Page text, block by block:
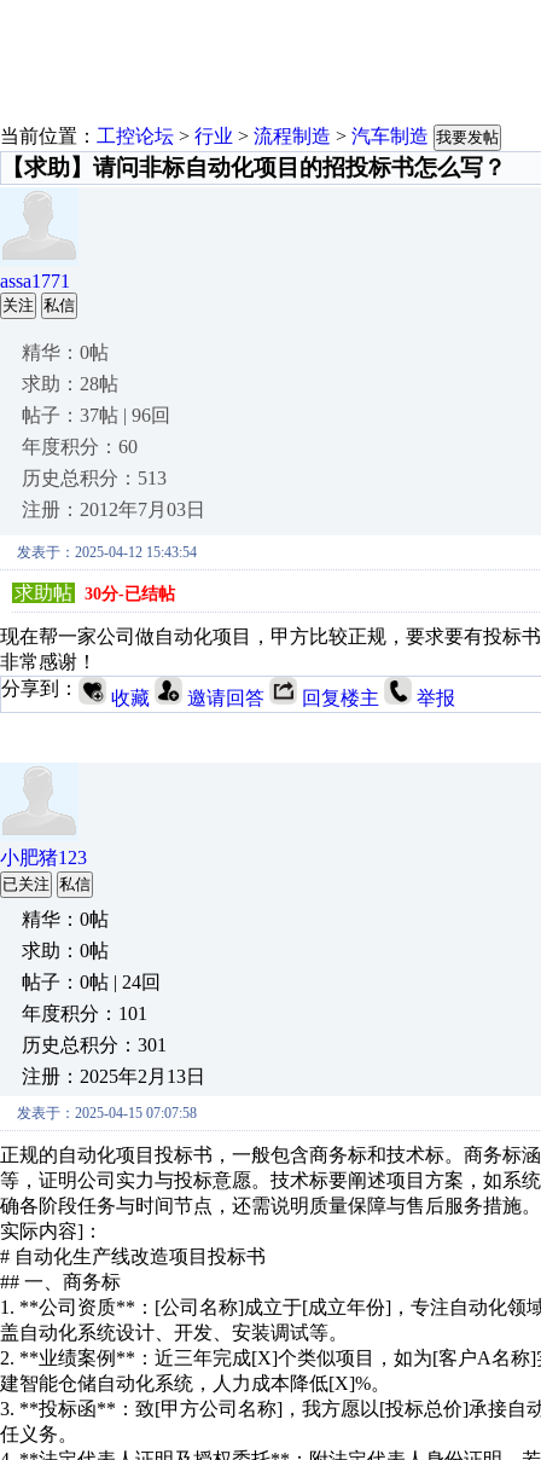
当前位置： 工控论坛 > 行业 > 流程制造 > 汽车制造 我要发帖
【求助】请问非标自动化项目的招投标书怎么写？
assa1771
关注 私信
精华：0帖
求助：28帖
帖子：37帖 | 96回
年度积分：60
历史总积分：513
注册：2012年7月03日
发表于：2025-04-12 15:43:54
求助帖 30分-已结帖
现在帮一家公司做自动化项目，甲方比较正规，要求要有投标
非常感谢！
分享到：
收藏 邀请回答 回复楼主 举报
小肥猪123
已关注 私信
精华：0帖
求助：0帖
帖子：0帖 | 24回
年度积分：101
历史总积分：301
注册：2025年2月13日
发表于：2025-04-15 07:07:58
正规的自动化项目投标书，一般包含商务标和技术标。商务标
等，证明公司实力与投标意愿。技术标要阐述项目方案，如系
确各阶段任务与时间节点，还需说明质量保障与售后服务措施
实际内容]：
# 自动化生产线改造项目投标书
## 一、商务标
1. **公司资质**：[公司名称]成立于[成立年份]，专注自动化
盖自动化系统设计、开发、安装调试等。
2. **业绩案例**：近三年完成[X]个类似项目，如为[客户A名
建智能仓储自动化系统，人力成本降低[X]%。
3. **投标函**：致[甲方公司名称]，我方愿以[投标总价]承接自
任义务。